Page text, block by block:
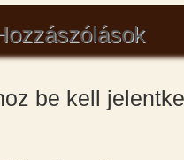
be kell